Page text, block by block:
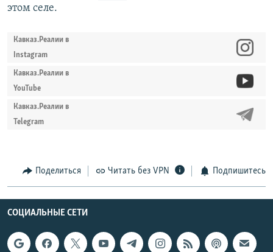
этом селе.
Кавказ.Реалии в
Instagram
Кавказ.Реалии в
YouTube
Кавказ.Реалии в
Telegram
Поделиться Читать без VPN Подпишитесь
СОЦИАЛЬНЫЕ СЕТИ